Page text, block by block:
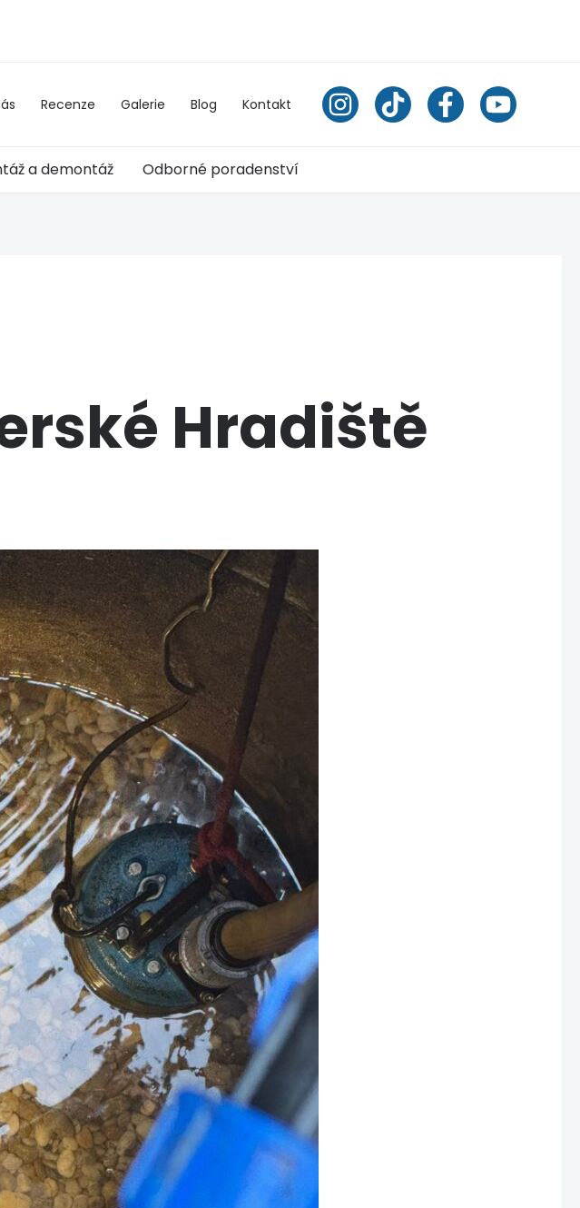
Recenze Galerie Blog Kontakt
a demontáž Odborné poradenství
Hradiště